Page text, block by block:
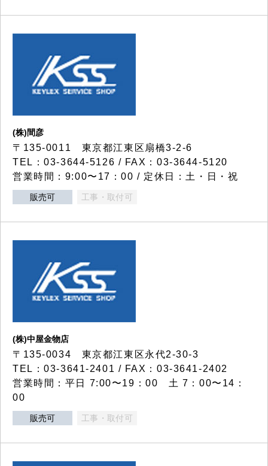
(株)間彦
〒135-0011 東京都江東区扇橋3-2-6
TEL：03-3644-5126 / FAX：03-3644-5120
営業時間：9:00〜17：00 / 定休日：土・日・祝
販売可 工事・取付可
(株)中屋金物店
〒135-0034 東京都江東区永代2-30-3
TEL：03-3641-2401 / FAX：03-3641-2402
営業時間：平日 7:00〜19：00 土 7：00〜14：
00
販売可 工事・取付可